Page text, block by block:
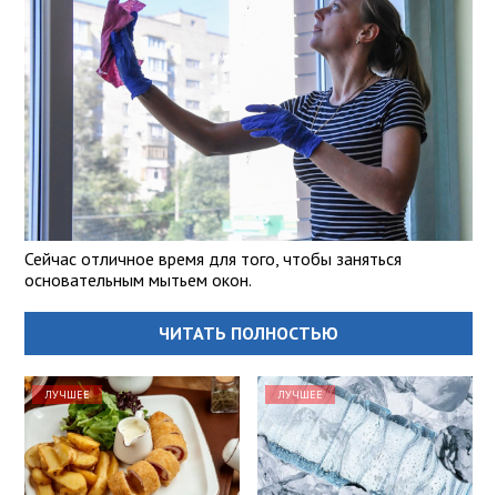
Сейчас отличное время для того, чтобы заняться
основательным мытьем окон.
ЧИТАТЬ ПОЛНОСТЬЮ
ЛУЧШЕЕ ЛУЧШЕЕ